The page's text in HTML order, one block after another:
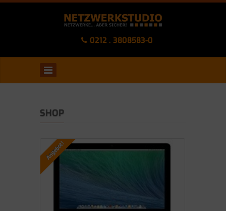
0212 . 3808583-0
SHOP
Angebot!